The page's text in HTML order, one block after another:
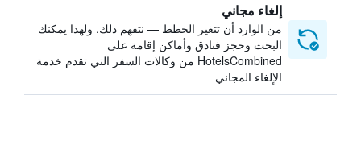
إلغاء مجاني
من الوارد أن تتغير الخطط — نتفهم ذلك. ولهذا يمكنك
البحث وحجز فنادق وأماكن إقامة على
HotelsCombined من وكالات السفر التي تقدم خدمة
الإلغاء المجاني